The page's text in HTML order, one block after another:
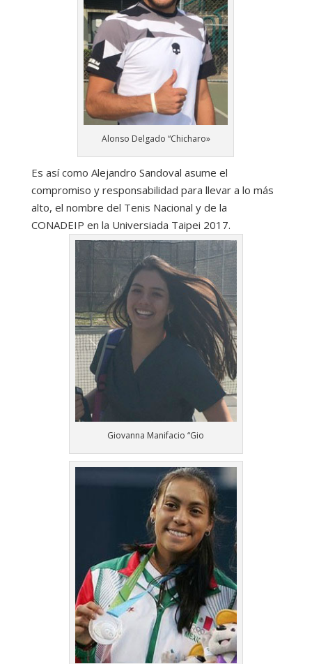
Alonso Delgado “Chicharo»
Es así como Alejandro Sandoval asume el
compromiso y responsabilidad para llevar a lo más
alto, el nombre del Tenis Nacional y de la
CONADEIP en la Universiada Taipei 2017.
Giovanna Manifacio “Gio